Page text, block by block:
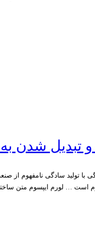
تبدیل شدن
با تولید سادگی نامفهوم از
است … لورم ایپسوم متن